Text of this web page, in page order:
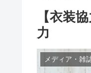
【衣装
力
メディア・雑